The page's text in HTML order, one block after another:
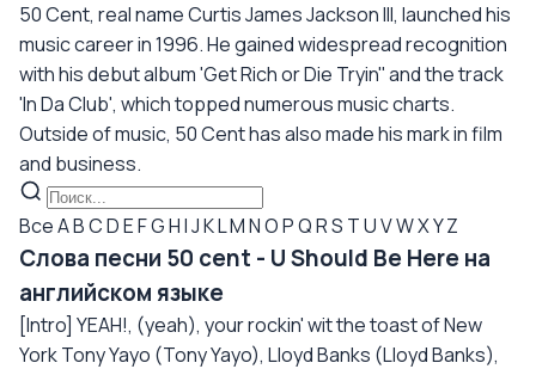
50 Cent, real name Curtis James Jackson III, launched his
music career in 1996. He gained widespread recognition
with his debut album 'Get Rich or Die Tryin'' and the track
'In Da Club', which topped numerous music charts.
Outside of music, 50 Cent has also made his mark in film
and business.
ВсеABCDEFGHIJKLMNOPQRS TUVWXYZ
Слова песни 50 cent - U Should Be Here на
английском языке
[Intro] YEAH!, (yeah), your rockin' wit the toast of New
York Tony Yayo (Tony Yayo), Lloyd Banks (Lloyd Banks),